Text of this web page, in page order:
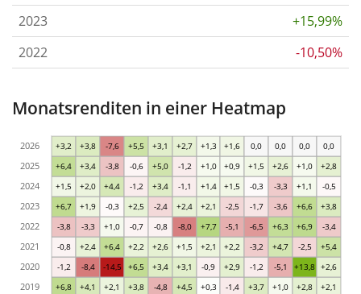
2023
+15,99%
2022
-10,50%
Monatsrenditen in einer Heatmap
+6,8 +4,1 +2,1 +3,8 -4,8 +4,5 +0,3 -1,4 +3,7 +1,0 +2,8 +2,1
-1,2 -8,4 -14,5 +6,5 +3,4 +3,1 -0,9 +2,9 -1,2 -5,1 +13,8 +2,6
-0,8 +2,4 +6,4 +2,2 +2,6 +1,5 +2,1 +2,2 -3,2 +4,7 -2,5 +5,4
-3,8 -3,3 +1,0 -0,7 -0,8 -8,0 +7,7 -5,1 -6,5 +6,3 +6,9 -3,4
+6,7 +1,9 -0,3 +2,5 -2,4 +2,4 +2,1 -2,5 -1,7 -3,6 +6,6 +3,8
+1,5 +2,0 +4,4 -1,2 +3,4 -1,1 +1,4 +1,5 -0,3 -3,3 +1,1 -0,5
+6,4 +3,4 -3,8 -0,6 +5,0 -1,2 +1,0 +0,9 +1,5 +2,6 +1,0 +2,8
+3,2 +3,8 -7,6 +5,5 +3,1 +2,7 +1,3 +1,6 0,0 0,0 0,0 0,0
2019
2020
2021
2022
2023
2024
2025
2026